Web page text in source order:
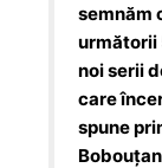
semnăm
următorii
noi serii
care
spune